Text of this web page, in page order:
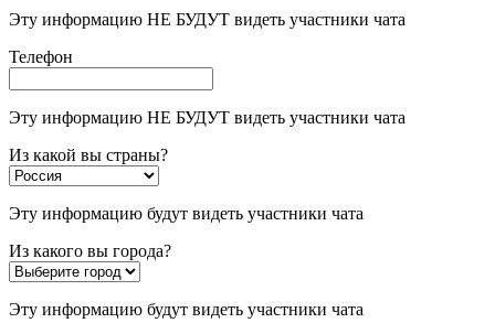
Эту информацию НЕ БУДУТ видеть участники чата
Телефон
Эту информацию НЕ БУДУТ видеть участники чата
Из какой вы страны?
Эту информацию будут видеть участники чата
Из какого вы города?
Эту информацию будут видеть участники чата